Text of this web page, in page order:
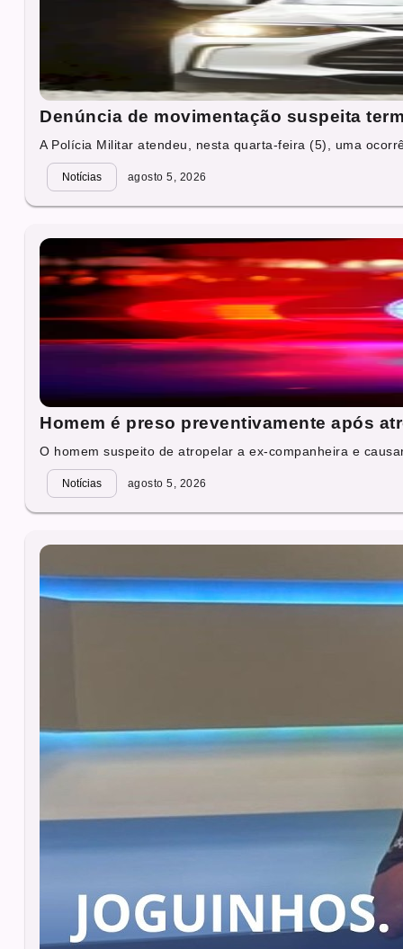
Denúncia de movimentação suspeita
A Polícia Militar atendeu, nesta quarta-feira (5), uma
Notícias agosto 5, 2026
Homem é preso preventivamente após
O homem suspeito de atropelar a ex-companheira e
Notícias agosto 5, 2026